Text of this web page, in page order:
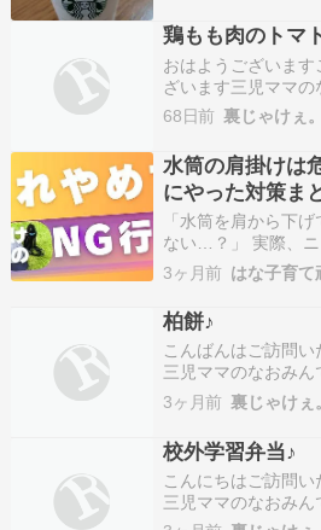
お昼休憩のときに、
へお友達と行きまし
クス…
鶏もも肉のトマ
おはようございま
ざいます三児ママの
ニラちゃん)と小学
小学一年生の娘(ア
バレリーナとして
を機に育児に奮闘中
再発…
68日前 裏じゃけぇ。
水筒の肩掛けは
にやった対策ま
「水筒を肩から下
ない…？」 実際、
ます。 【危険】内
の水筒の“持ち方”
首に下げたり斜めが
の転倒時に腹部を強
3ヶ月前 はな子育て
柏餅♪
こんばんはご訪問
三児ママのなおみ
ん)と小学四年生(モ
生の娘(アンちゃん)
ナとして活躍してい
児に奮闘中です
ン…
3ヶ月前 裏じゃけぇ。
校外学習弁当♪
こんにちはご訪問
三児ママのなおみん
ん)と小学四年生(モ